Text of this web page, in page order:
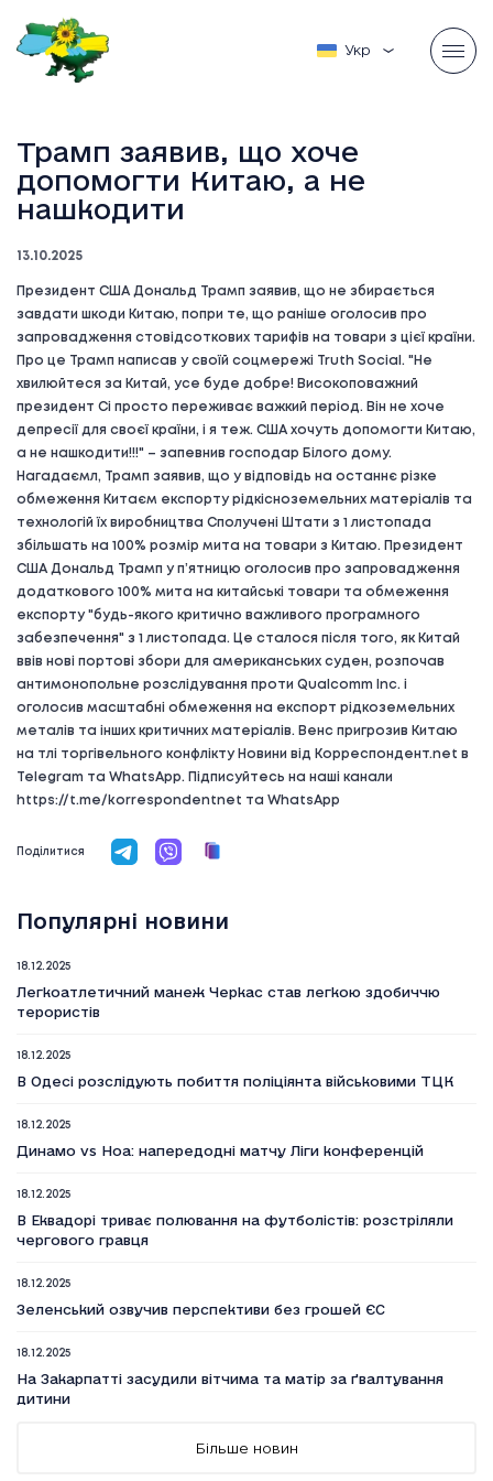
Українська
Трамп заявив, що хоче
допомогти Китаю, а не
нашкодити
13.10.2025
Президент США Дональд Трамп заявив, що не збирається
завдати шкоди Китаю, попри те, що раніше оголосив про
запровадження стовідсоткових тарифів на товари з цієї країни.
Про це Трамп написав у своїй соцмережі Truth Social. "Не
хвилюйтеся за Китай, усе буде добре! Високоповажний
президент Сі просто переживає важкий період. Він не хоче
депресії для своєї країни, і я теж. США хочуть допомогти Китаю,
а не нашкодити!!!" – запевнив господар Білого дому.
Нагадаємл, Трамп заявив, що у відповідь на останнє різке
обмеження Китаєм експорту рідкісноземельних матеріалів та
технологій їх виробництва Сполучені Штати з 1 листопада
збільшать на 100% розмір мита на товари з Китаю. Президент
США Дональд Трамп у п’ятницю оголосив про запровадження
додаткового 100% мита на китайські товари та обмеження
експорту "будь-якого критично важливого програмного
забезпечення" з 1 листопада. Це сталося після того, як Китай
ввів нові портові збори для американських суден, розпочав
антимонопольне розслідування проти Qualcomm Inc. і
оголосив масштабні обмеження на експорт рідкоземельних
металів та інших критичних матеріалів. Венс пригрозив Китаю
на тлі торгівельного конфлікту Новини від Корреспондент.net в
Telegram та WhatsApp. Підписуйтесь на наші канали
https://t.me/korrespondentnet та WhatsApp
Поділитися
Популярні новини
18.12.2025
Легкоатлетичний манеж Черкас став легкою здобиччю
терористів
18.12.2025
В Одесі розслідують побиття поліціянта військовими ТЦК
18.12.2025
Динамо vs Ноа: напередодні матчу Ліги конференцій
18.12.2025
В Еквадорі триває полювання на футболістів: розстріляли
чергового гравця
18.12.2025
Зеленський озвучив перспективи без грошей ЄС
18.12.2025
На Закарпатті засудили вітчима та матір за ґвалтування
дитини
Більше новин